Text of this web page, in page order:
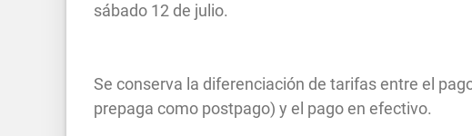
sábado 12 de julio.
Se conserva la diferenciación de tarifas entre el
prepaga como postpago) y el pago en efectivo.